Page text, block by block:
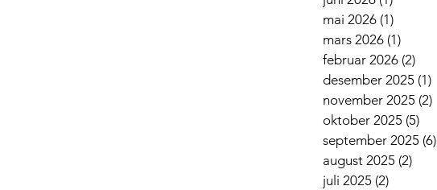
mai 2026 (1)
mars 2026 (1)
februar 2026 (2)
desember 2025 (1)
november 2025 (2)
oktober 2025 (5)
september 2025 (6)
august 2025 (2)
juli 2025 (2)